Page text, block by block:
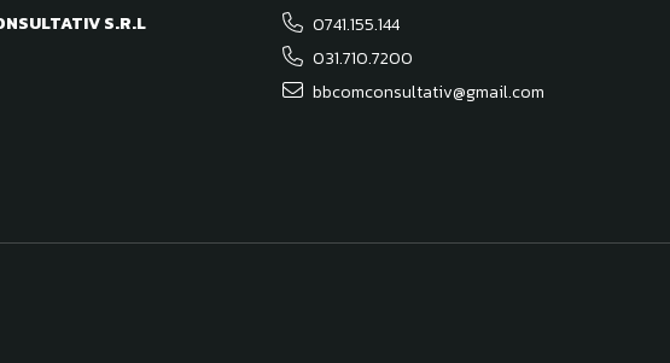
S.R.L
0741.155.144
031.710.7200
bbcomconsultativ@gmail.com